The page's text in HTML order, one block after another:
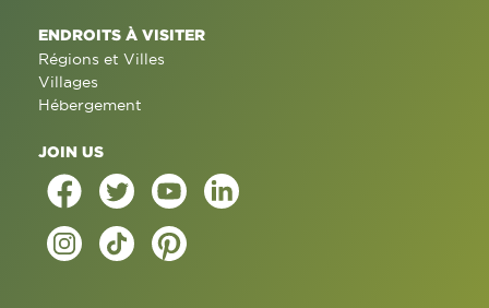
ENDROITS À VISITER
Régions et Villes
Villages
Hébergement
JOIN US